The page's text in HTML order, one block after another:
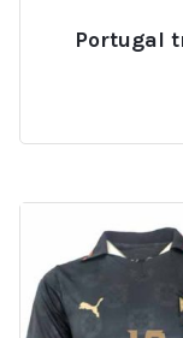
Portugal